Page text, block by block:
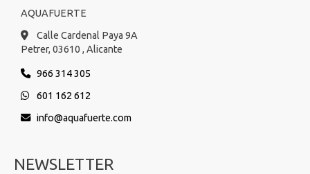
AQUAFUERTE
Calle Cardenal Paya 9A
Petrer, 03610 , Alicante
966 314 305
601 162 612
info
aquafuerte.com
NEWSLETTER